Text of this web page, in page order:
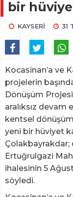
bir
KAYSERİ 31
Kocasinan’a ve
projelerin
Dönüşüm
aralıksız devam
kentsel
yeni bir hüviyet
Çolakbayrakdar;
Ertuğrulgazi
ihalesinin 5
söyledi.